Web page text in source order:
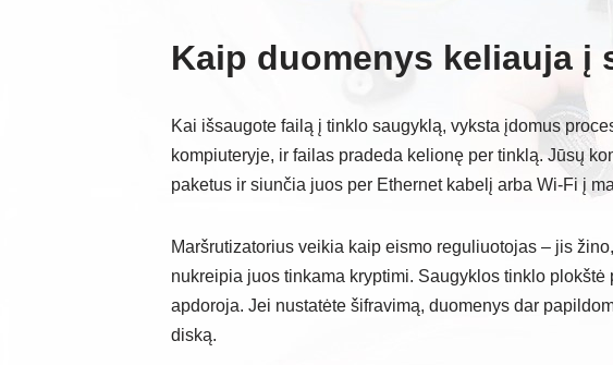
Kaip duomenys keliauja į
Kai išsaugote failą į tinklo saugyklą, vyksta įdomus
kompiuteryje, ir failas pradeda kelionę per tinklą. Jūsų
paketus ir siunčia juos per Ethernet kabelį arba Wi-Fi į
Maršrutizatorius veikia kaip eismo reguliuotojas – jis
nukreipia juos tinkama kryptimi. Saugyklos tinklo
apdoroja. Jei nustatėte šifravimą, duomenys dar
diską.